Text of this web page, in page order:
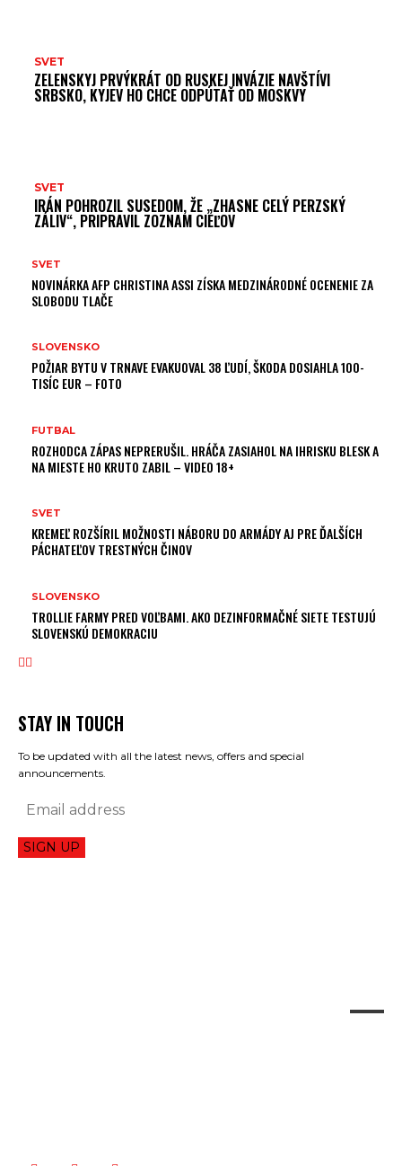
SVET
ZELENSKYJ PRVÝKRÁT OD RUSKEJ INVÁZIE NAVŠTÍVI
SRBSKO, KYJEV HO CHCE ODPÚTAŤ OD MOSKVY
SVET
IRÁN POHROZIL SUSEDOM, ŽE „ZHASNE CELÝ PERZSKÝ
ZÁLIV“, PRIPRAVIL ZOZNAM CIEĽOV
SVET
NOVINÁRKA AFP CHRISTINA ASSI ZÍSKA MEDZINÁRODNÉ OCENENIE ZA
SLOBODU TLAČE
SLOVENSKO
POŽIAR BYTU V TRNAVE EVAKUOVAL 38 ĽUDÍ, ŠKODA DOSIAHLA 100-
TISÍC EUR – FOTO
FUTBAL
ROZHODCA ZÁPAS NEPRERUŠIL. HRÁČA ZASIAHOL NA IHRISKU BLESK A
NA MIESTE HO KRUTO ZABIL – VIDEO 18+
SVET
KREMEĽ ROZŠÍRIL MOŽNOSTI NÁBORU DO ARMÁDY AJ PRE ĎALŠÍCH
PÁCHATEĽOV TRESTNÝCH ČINOV
SLOVENSKO
TROLLIE FARMY PRED VOĽBAMI. AKO DEZINFORMAČNÉ SIETE TESTUJÚ
SLOVENSKÚ DEMOKRACIU
STAY IN TOUCH
To be updated with all the latest news, offers and special
announcements.
SIGN UP